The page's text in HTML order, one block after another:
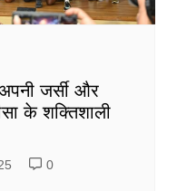
जर्सी और
के शक्तिशाली
0